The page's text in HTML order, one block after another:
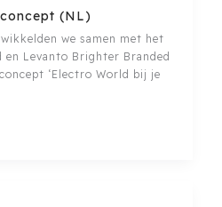
(NL)
we samen met het
en Levanto Brighter Branded
‘Electro World bij je